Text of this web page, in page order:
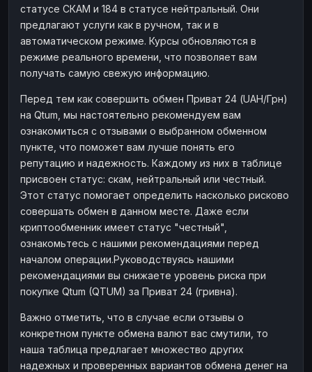
НАЛИЧНЫЕ ДЕНЬГИ
Наличные RUB
Наличные USD
Наличные KZT
Наличные
Наличные
Наличные
статусе СКАМ и 184 в статусе нейтральный. Они
предлагают услуги как в ручном, так и в
автоматическом режиме. Курсы обновляются в
режиме реального времени, что позволяет вам
получать самую свежую информацию.
Перед тем как совершить обмен Приват 24 (UAH/Грн)
на Qtum, мы настоятельно рекомендуем вам
ознакомиться с отзывами о выбранном обменном
пункте, что поможет вам лучше понять его
репутацию и надежность. Каждому из них в таблице
присвоен статус: скам, нейтральный или честный.
Этот статус помогает определить насколько рисково
совершать обмен в данном месте. Даже если
криптообменник имеет статус "честный",
ознакомьтесь с нашими рекомендациями перед
началом операции.Руководствуясь нашими
рекомендациями вы снижаете уровень риска при
покупке Qtum (QTUM) за Приват 24 (гривна).
Важно отметить, что в случае если отзывы о
конкретном пункте обмена валют вас смутили, то
наша таблица предлагает множество других
надежных и проверенных вариантов обмена денег на